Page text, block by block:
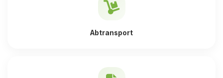
Abtransport